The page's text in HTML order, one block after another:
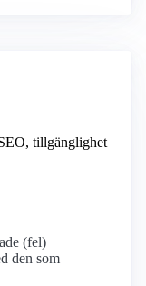
tillgänglighet
(fel)
den som